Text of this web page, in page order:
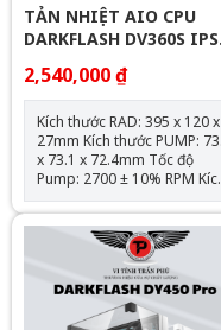
TẢN NHIỆT AIO CPU
DARKFLASH DV360S IPS
2,540,000 ₫
Kích thước RAD: 395 x 120 x
27mm Kích thước PUMP: 73.1
x 73.1 x 72.4mm Tốc độ
Pump: 2700 ± 10% RPM Kích
thước Fan: 120*120*25mm
Tốc độ Fan: 800~1800 ±
Rated voltage: 12VDC Pump
Rated current: 0.6A Fan Rated
current: 0.65A Air volume:
64.05CFM ± 10% Noise: